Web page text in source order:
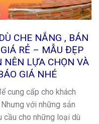
CHE NẮNG , BÁN
RẺ – MẪU ĐẸP
LỰA CHỌN VÀ
GIÁ NHÉ
cung cấp cho khách
với những sản
cầu cho những loại dù